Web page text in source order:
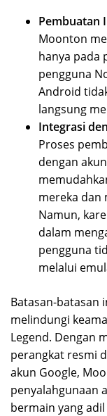
Pembuatan
Moonton
hanya pada
pengguna
Android
langsung
Integrasi
Proses
dengan
mereka dan
Namun,
dalam
pengguna
melalui
Batasan-batasan
melindungi
Legend. Dengan
perangkat resmi
akun Google,
penyalahgunaan
bermain yang